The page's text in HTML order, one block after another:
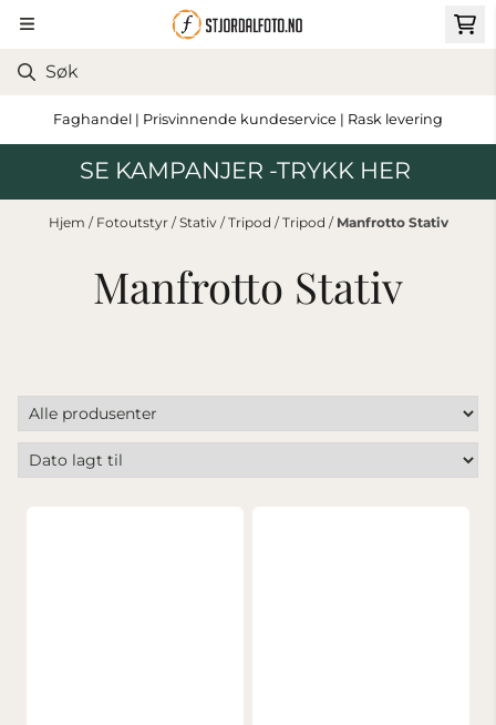
Hopp til innhold
Faghandel | Prisvinnende kundeservice | Rask levering
SE KAMPANJER -TRYKK HER
Hjem / Fotoutstyr /Stativ /Tripod /Tripod / Manfrotto Stativ
Manfrotto Stativ